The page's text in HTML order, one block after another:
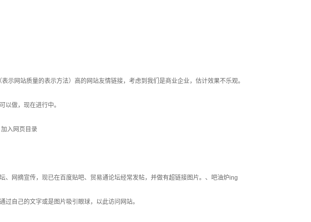
网站质量的表示方法）高的网站友情链接，考虑到我们是商业企业，估计效果不乐观。
做，现在进行中。
入网页目录
网摘宣传，现已在百度贴吧、贸易通论坛经常发帖，并做有超链接图片。、吧油炉ing
自己的文字或是图片吸引眼球，以此访问网站。